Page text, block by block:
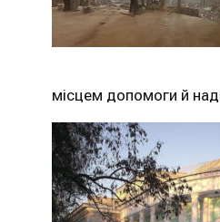
місцем допомоги й